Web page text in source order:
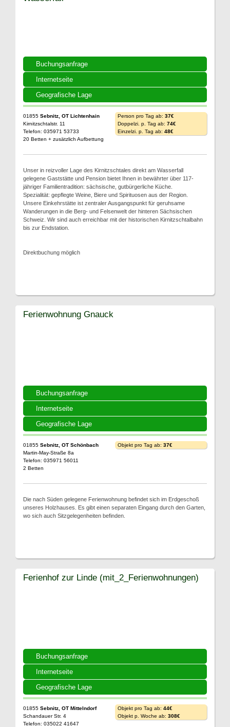
Buchungsanfrage
Internetseite
Geografische Lage
01855 Sebnitz, OT Lichtenhain
Kirnitzschtalstr. 11
Telefon: 035971 53733
20 Betten + zusätzlich Aufbettung
Person pro Tag ab: 37€
Doppelzi. p. Tag ab: 74€
Einzelzi. p. Tag ab: 48€
Unser in reizvoller Lage des Kirnitzschtales direkt am Wasserfall
gelegene Gaststätte und Pension bietet Ihnen in bewährter über 117-
jähriger Familientradition: sächsische, gutbürgerliche Küche.
Spezialität: gepflegte Weine, Biere und Spirituosen aus der Region.
Unsere Einkehrstätte ist zentraler Ausgangspunkt für geruhsame
Wanderungen in die Berg- und Felsenwelt der hinteren Sächsischen
Schweiz. Wir sind auch erreichbar mit der historischen Kirnitzschtalbahn
bis zur Endstation.
Direktbuchung möglich
Buchungsanfrage
Internetseite
Geografische Lage
Ferienwohnung Gnauck
01855 Sebnitz, OT Schönbach
Martin-May-Straße 8a
Telefon: 035971 56011
2 Betten
Objekt pro Tag ab: 37€
Die nach Süden gelegene Ferienwohnung befindet sich im Erdgeschoß
unseres Holzhauses. Es gibt einen separaten Eingang durch den Garten,
wo sich auch Sitzgelegenheiten befinden.
Buchungsanfrage
Internetseite
Geografische Lage
Ferienhof zur Linde (mit_2_Ferienwohnungen)
01855 Sebnitz, OT Mittelndorf
Schandauer Str. 4
Telefon: 035022 41647
Objekt pro Tag ab: 44€
Objekt p. Woche ab: 308€